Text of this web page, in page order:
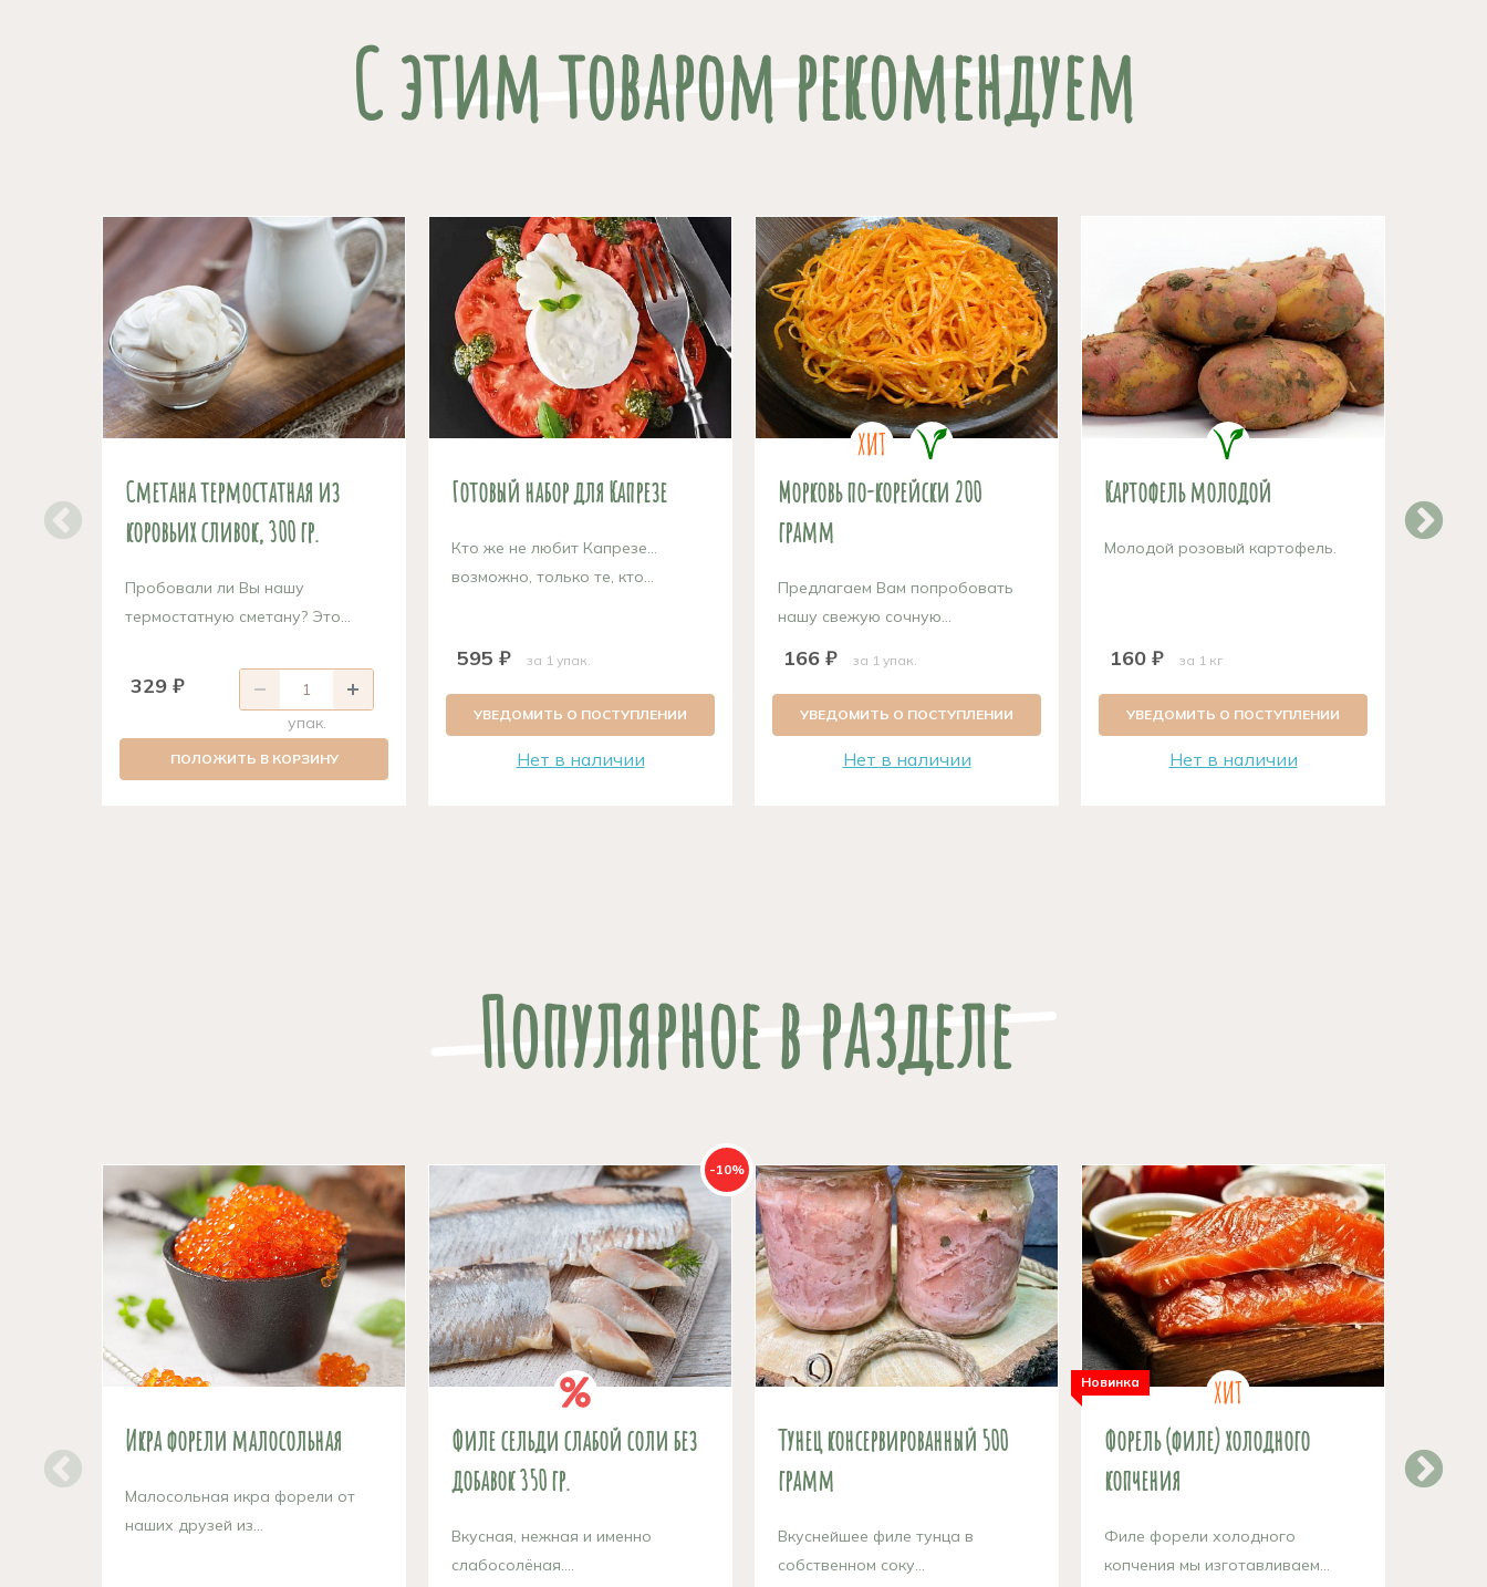
С этим товаром рекомендуем
Сметана термостатная из
коровьих сливок, 300 гр.
Пробовали ли Вы нашу
термостатную сметану? Это...
329 ₽
упак.
ПОЛОЖИТЬ В КОРЗИНУ
Готовый набор для Капрезе
Кто же не любит Капрезе…
возможно, только те, кто...
595 ₽ за 1 упак.
УВЕДОМИТЬ О ПОСТУПЛЕНИИ
Нет в наличии
Морковь по-корейски 200
грамм
Предлагаем Вам попробовать
нашу свежую сочную...
166 ₽ за 1 упак.
УВЕДОМИТЬ О ПОСТУПЛЕНИИ
Нет в наличии
Картофель молодой
Молодой розовый картофель.
160 ₽ за 1 кг
УВЕДОМИТЬ О ПОСТУПЛЕНИИ
Нет в наличии
Популярное в разделе
Икра форели малосольная
Малосольная икра форели от
наших друзей из...
-10%
Филе сельди слабой соли без
добавок 350 гр.
Вкусная, нежная и именно
слабосолёная....
Тунец консервированный 500
грамм
Вкуснейшее филе тунца в
собственном соку...
Новинка
Форель (филе) холодного
копчения
Филе форели холодного
копчения мы изготавливаем...